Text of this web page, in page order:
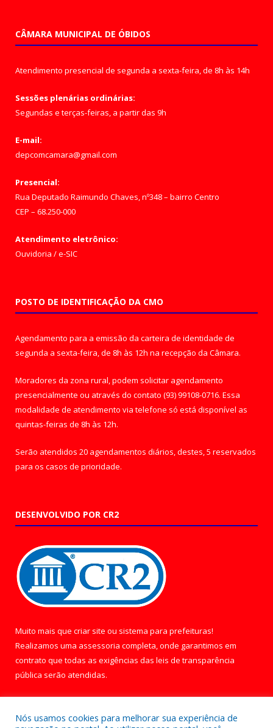
CÂMARA MUNICIPAL DE ÓBIDOS
Atendimento presencial de segunda a sexta-feira, de 8h às 14h
Sessões plenárias ordinárias:
Segundas e terças-feiras, a partir das 9h
E-mail:
depcomcamara@gmail.com
Presencial:
Rua Deputado Raimundo Chaves, nº348 – bairro Centro
CEP – 68.250-000
Atendimento eletrônico:
Ouvidoria /e-SIC
POSTO DE IDENTIFICAÇÃO DA CMO
Agendamento para a emissão da carteira de identidade de
segunda a sexta-feira, de 8h às 12h na recepção da Câmara.
Moradores da zona rural, podem solicitar agendamento
presencialmente ou através do contato (93) 99108-0716. Essa
modalidade de atendimento via telefone só está disponível as
quintas-feiras de 8h às 12h.
Serão atendidos 20 agendamentos diários, destes, 5 reservados
para os casos de prioridade.
DESENVOLVIDO POR CR2
Muito mais que criar site ou sistema para prefeituras!
Realizamos uma assessoria completa, onde garantimos em
contrato que todas as exigências das leis de transparência
pública serão atendidas.
Nós usamos cookies para melhorar sua experiência de